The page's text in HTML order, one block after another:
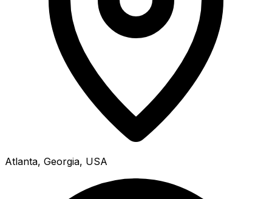
Atlanta, Georgia, USA